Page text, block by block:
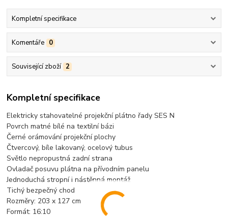
Kompletní specifikace
Komentáře 0
Související zboží 2
Kompletní specifikace
Elektricky stahovatelné projekční plátno řady SES N
Povrch matné bílé na textilní bázi
Černé orámování projekční plochy
Čtvercový, bíle lakovaný, ocelový tubus
Světlo nepropustná zadní strana
Ovladač posuvu plátna na přívodním panelu
Jednoduchá stropní i nástěnná montáž
Tichý bezpečný chod
Rozměry: 203 x 127 cm
Formát: 16:10